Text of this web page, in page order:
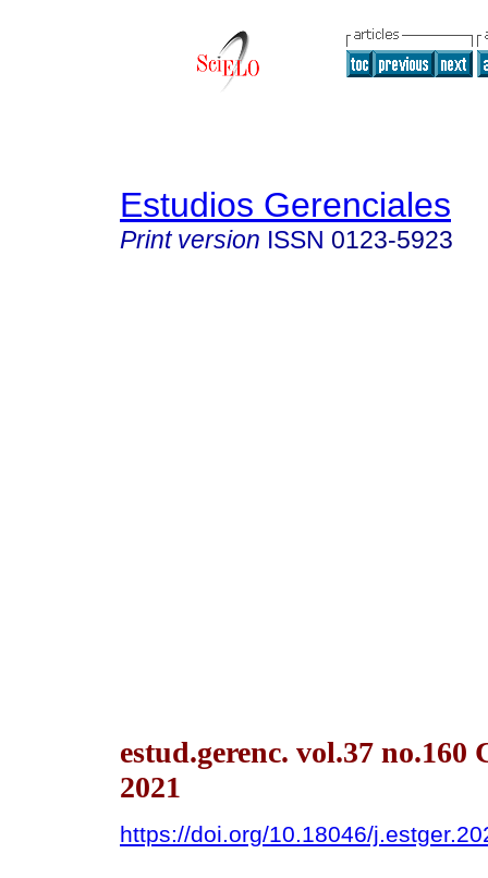
Estudios Gerenciales
Print version ISSN 0123-5923
estud.gerenc. vol.37
2021
https://doi.org/10.18046/